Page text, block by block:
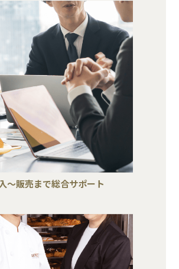
～販売まで総合サポート